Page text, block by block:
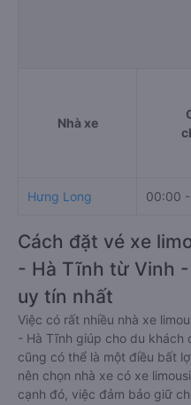
Nhà xe
Hưng Long 00:00
Cách đặt vé xe
- Hà Tĩnh từ Vinh
uy tín nhất
Việc có rất nhiều nhà xe
- Hà Tĩnh giúp cho du khách
cũng có thể là một điều bất
nên chọn nhà xe có xe
cạnh đó, việc đảm bảo giữ